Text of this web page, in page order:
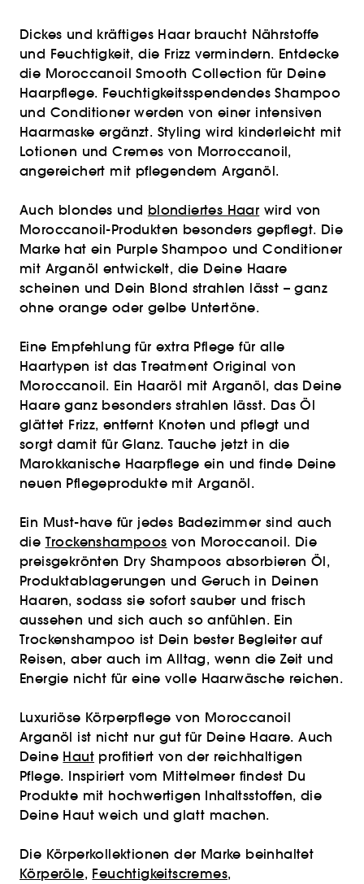
Dickes und kräftiges Haar braucht Nährstoffe
und Feuchtigkeit, die Frizz vermindern. Entdecke
die Moroccanoil Smooth Collection für Deine
Haarpflege. Feuchtigkeitsspendendes Shampoo
und Conditioner werden von einer intensiven
Haarmaske ergänzt. Styling wird kinderleicht mit
Lotionen und Cremes von Morroccanoil,
angereichert mit pflegendem Arganöl.
Auch blondes und blondiertes Haar wird von
Moroccanoil-Produkten besonders gepflegt. Die
Marke hat ein Purple Shampoo und Conditioner
mit Arganöl entwickelt, die Deine Haare
scheinen und Dein Blond strahlen lässt – ganz
ohne orange oder gelbe Untertöne.
Eine Empfehlung für extra Pflege für alle
Haartypen ist das Treatment Original von
Moroccanoil. Ein Haaröl mit Arganöl, das Deine
Haare ganz besonders strahlen lässt. Das Öl
glättet Frizz, entfernt Knoten und pflegt und
sorgt damit für Glanz. Tauche jetzt in die
Marokkanische Haarpflege ein und finde Deine
neuen Pflegeprodukte mit Arganöl.
Ein Must-have für jedes Badezimmer sind auch
die Trockenshampoos von Moroccanoil. Die
preisgekrönten Dry Shampoos absorbieren Öl,
Produktablagerungen und Geruch in Deinen
Haaren, sodass sie sofort sauber und frisch
aussehen und sich auch so anfühlen. Ein
Trockenshampoo ist Dein bester Begleiter auf
Reisen, aber auch im Alltag, wenn die Zeit und
Energie nicht für eine volle Haarwäsche reichen.
Luxuriöse Körperpflege von Moroccanoil
Arganöl ist nicht nur gut für Deine Haare. Auch
Deine Haut profitiert von der reichhaltigen
Pflege. Inspiriert vom Mittelmeer findest Du
Produkte mit hochwertigen Inhaltsstoffen, die
Deine Haut weich und glatt machen.
Die Körperkollektionen der Marke beinhaltet
Körperöle, Feuchtigkeitscremes,